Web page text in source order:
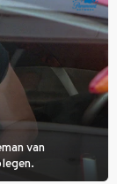
van